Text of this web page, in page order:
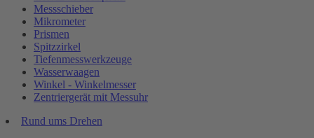
Messschieber
Mikrometer
Prismen
Spitzzirkel
Tiefenmesswerkzeuge
Wasserwaagen
Winkel - Winkelmesser
Zentriergerät mit Messuhr
Rund ums Drehen